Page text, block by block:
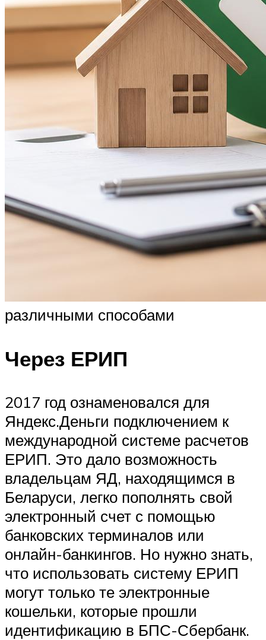
различными способами
Через ЕРИП
2017 год ознаменовался для
Яндекс.Деньги подключением к
международной системе расчетов
ЕРИП. Это дало возможность
владельцам ЯД, находящимся в
Беларуси, легко пополнять свой
электронный счет с помощью
банковских терминалов или
онлайн-банкингов. Но нужно знать,
что использовать систему ЕРИП
могут только те электронные
кошельки, которые прошли
идентификацию в БПС-Сбербанк.